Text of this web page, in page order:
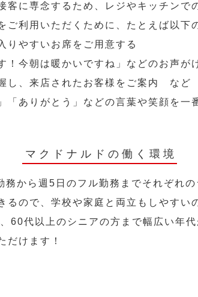
客に専念するため、レジやキッチンで
利用いただくために、たとえば以下
りやすいお席をご用意する
！今朝は暖かいですね」などのお声が
し、来店されたお客様をご案内 など
「ありがとう」などの言葉や笑顔を一
マクドナルドの働く環境
から週5日のフル勤務までそれぞれ
るので、学校や家庭と両立もしやすい
60代以上のシニアの方まで幅広い年代
だけます！